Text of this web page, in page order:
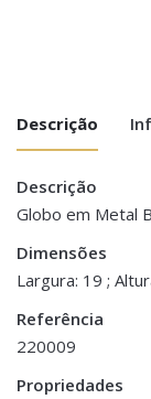
Descrição
Descrição
Globo em Metal
Dimensões
Largura: 19 ;
Referência
220009
Propriedades
Peso
Dimensões
There are no
Be the first
em Metal”
You must be <a
conta/">logged